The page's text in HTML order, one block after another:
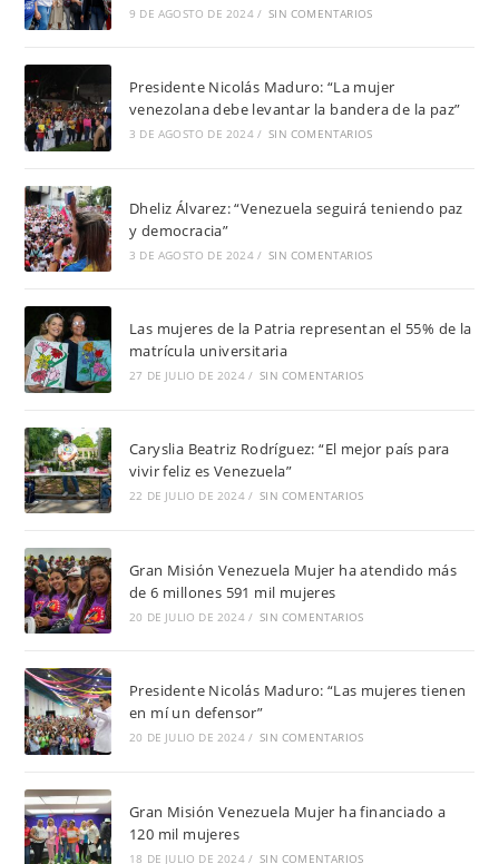
9 DE AGOSTO DE 2024 / SIN COMENTARIOS
Presidente Nicolás Maduro: “La mujer
venezolana debe levantar la bandera de la paz”
3 DE AGOSTO DE 2024 / SIN COMENTARIOS
Dheliz Álvarez: “Venezuela seguirá teniendo paz
y democracia”
3 DE AGOSTO DE 2024 / SIN COMENTARIOS
Las mujeres de la Patria representan el 55% de la
matrícula universitaria
27 DE JULIO DE 2024 / SIN COMENTARIOS
Caryslia Beatriz Rodríguez: “El mejor país para
vivir feliz es Venezuela”
22 DE JULIO DE 2024 / SIN COMENTARIOS
Gran Misión Venezuela Mujer ha atendido más
de 6 millones 591 mil mujeres
20 DE JULIO DE 2024 / SIN COMENTARIOS
Presidente Nicolás Maduro: “Las mujeres tienen
en mí un defensor”
20 DE JULIO DE 2024 / SIN COMENTARIOS
Gran Misión Venezuela Mujer ha financiado a
120 mil mujeres
18 DE JULIO DE 2024 / SIN COMENTARIOS